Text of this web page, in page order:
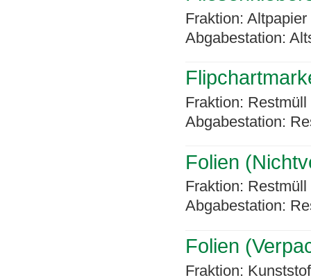
Fraktion: Altpapier
Abgabestation:
Fraktion: Restmüll
Abgabestation:
Folien
Fraktion: Restmüll
Abgabestation:
Folien
Fraktion: